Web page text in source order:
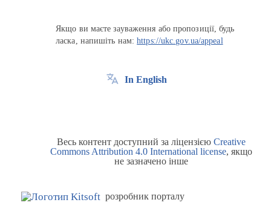
Якщо ви маєте зауваження або пропозиції, будь
ласка, напишіть нам:https://ukc.gov.ua/appeal
In English
Весь контент доступний за ліцензією Creative
Commons Attribution 4.0 International license, якщо
не зазначено інше
розробник порталу